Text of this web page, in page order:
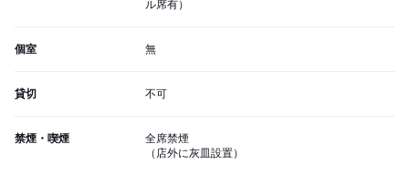
ル席有）
個室 無
貸切 不可
禁煙・喫煙
全席禁煙
（店外に灰皿設置）